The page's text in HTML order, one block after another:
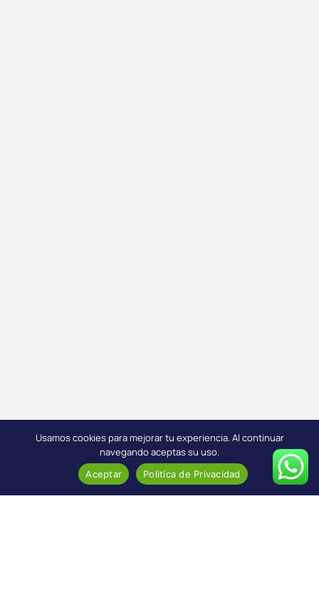
Usamos cookies para mejorar tu experiencia. Al continuar
navegando aceptas su uso.
Aceptar Politíca de Privacidad